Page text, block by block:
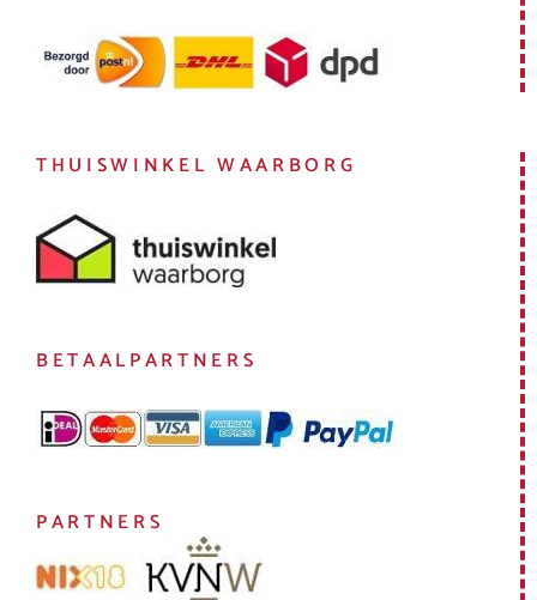
THUISWINKEL WAARBORG
BETAALPARTNERS
PARTNERS